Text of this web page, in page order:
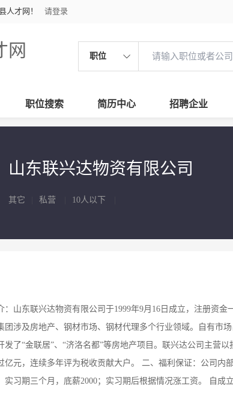
人才网！ 请登录
网 职位
职位搜索 简历中心 招聘企业
山东联兴达物资有限公司
其它 私营 10人以下
：山东联兴达物资有限公司于1999年9月16日成立，注册资
团涉及房地产、钢材市场、钢材代理多个行业领域。自有市
发了“金联居”、“济洛名都”等房地产项目。联兴达公司主营
亿元，连续多年评为税收贡献大户。 二、福利保证：公司内
实习期三个月，底薪2000；实习期后根据情况涨工资。 自成